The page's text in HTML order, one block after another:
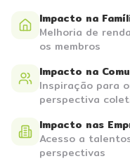
Impacto na
Melhoria de
os membros
Impacto na
Inspiração para
perspectiva
Impacto nas
Acesso a
perspectivas